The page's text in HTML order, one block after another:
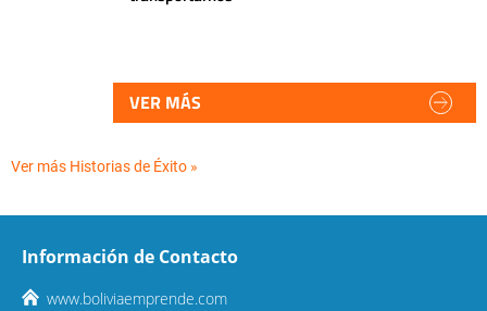
VER MÁS
Ver más Historias de Éxito »
Información de Contacto
www.boliviaemprende.com